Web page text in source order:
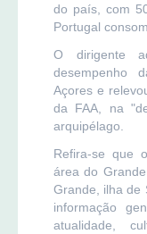
do país, com
Portugal
O dirigente
desempenho
Açores e
da FAA, na
arquipélago.
Refira-se que
área do
Grande, ilha de
informação
atualidade,